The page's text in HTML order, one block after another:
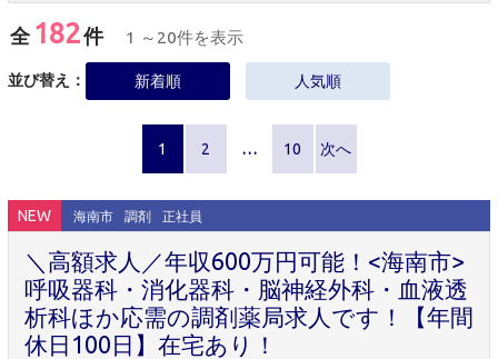
全 182件 1 ～20件を表示
並び替え： 新着順 人気順
1 2 … 10 次へ
NEW 海南市 調剤 正社員
＼高額求人／年収600万円可能！<海南市>
呼吸器科・消化器科・脳神経外科・血液透
析科ほか応需の調剤薬局求人です！【年間
休日100日】在宅あり！